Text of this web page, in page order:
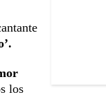
los